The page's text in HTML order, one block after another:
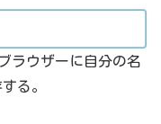
ラウザーに自分の名
る。